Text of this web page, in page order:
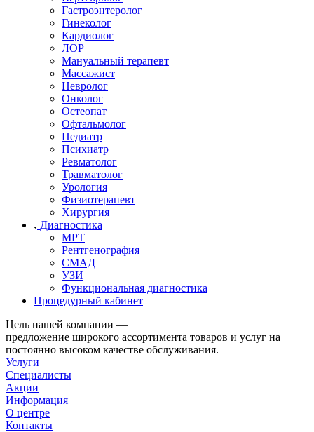
Гастроэнтеролог
Гинеколог
Кардиолог
ЛОР
Мануальный терапевт
Массажист
Невролог
Онколог
Остеопат
Офтальмолог
Педиатр
Психиатр
Ревматолог
Травматолог
Урология
Физиотерапевт
Хирургия
Диагностика
МРТ
Рентгенография
СМАД
УЗИ
Функциональная диагностика
Процедурный кабинет
Цель нашей компании —
предложение широкого ассортимента товаров и услуг на
постоянно высоком качестве обслуживания.
Услуги
Специалисты
Акции
Информация
О центре
Контакты